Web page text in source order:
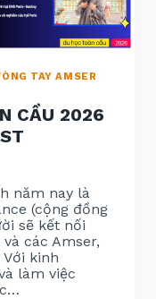
TAY AMSER
CẦU 2026
năm nay là
(cộng đồng
sẽ kết nối
các Amser,
kinh
làm việc